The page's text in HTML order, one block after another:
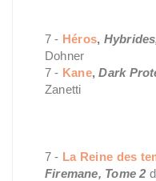
7 - Héros,
Dohner
7 - Kane,Dark
Zanetti
7 - La Reine des
Firemane, Tome 2